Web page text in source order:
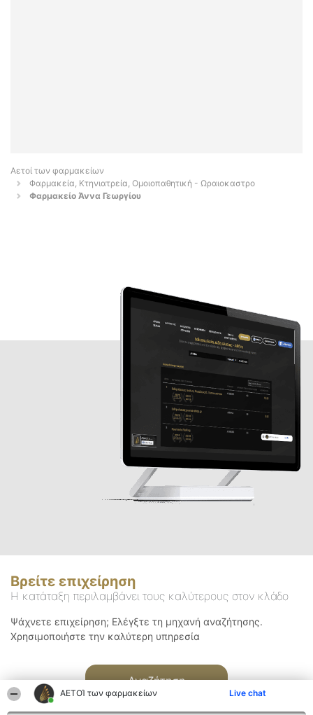
ΑΕΤΟΊ των φαρμακείων Live chat
Αετοί των φαρμακείων
Φαρμακεία, Κτηνιατρεία, Ομοιοπαθητική - Ωραιοκαστρο
Φαρμακείο Άννα Γεωργίου
Βρείτε επιχείρηση
Η κατάταξη περιλαμβάνει τους καλύτερους στον κλάδο
Ψάχνετε επιχείρηση; Ελέγξτε τη μηχανή αναζήτησης.
Χρησιμοποιήστε την καλύτερη υπηρεσία
Αναζήτηση